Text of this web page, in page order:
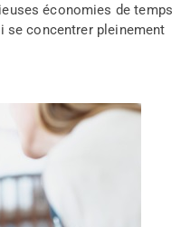
économies de temps
se concentrer pleinement